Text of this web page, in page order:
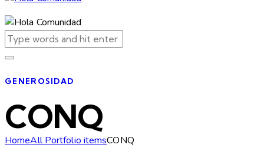
GENEROSIDAD
CONQ
HomeAll Portfolio itemsCONQ